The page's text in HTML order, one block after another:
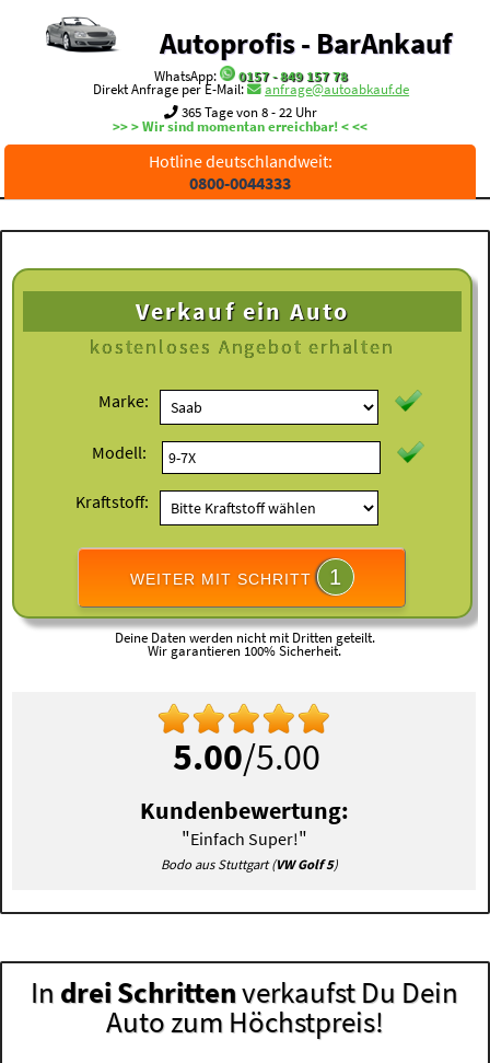
Autoprofis - BarAnkauf
WhatsApp:
0157 - 849 157 78
Direkt Anfrage per E-Mail:
anfrage@autoabkauf.de
365 Tage von 8 - 22 Uhr
>> > Wir sind momentan erreichbar! < <<
Hotline deutschlandweit:
0800-0044333
Verkauf ein Auto
kostenloses Angebot erhalten
Marke:
Modell:
Kraftstoff:
WEITER MIT SCHRITT 1
Deine Daten werden nicht mit Dritten geteilt.
Wir garantieren 100% Sicherheit.
5.00/5.00
Kundenbewertung:
"Einfach Super!"
Bodo aus Stuttgart (VW Golf 5)
In drei Schrittenverkaufst Du Dein
Auto zum Höchstpreis!